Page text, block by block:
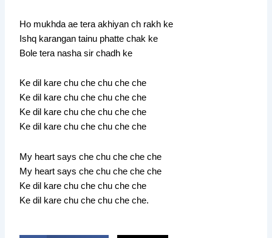
Ho mukhda ae tera akhiyan ch rakh ke
Ishq karangan tainu phatte chak ke
Bole tera nasha sir chadh ke
Ke dil kare chu che chu che che
Ke dil kare chu che chu che che
Ke dil kare chu che chu che che
Ke dil kare chu che chu che che
My heart says che chu che che che
My heart says che chu che che che
Ke dil kare chu che chu che che
Ke dil kare chu che chu che che.